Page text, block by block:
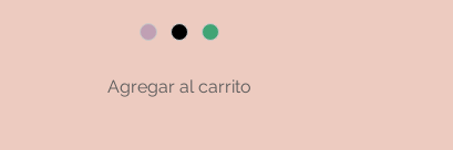
Agregar al carrito